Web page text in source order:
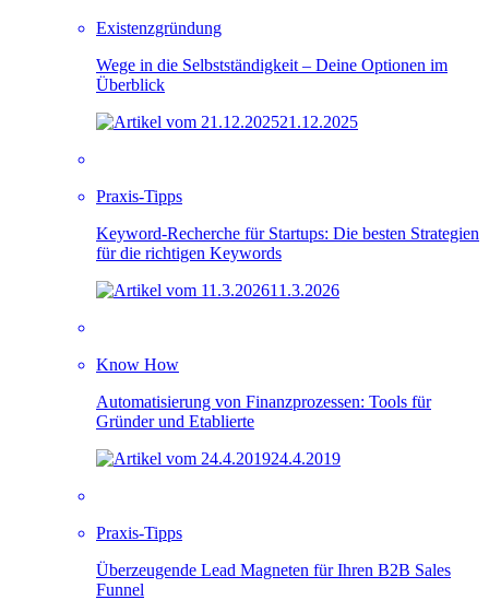
Existenzgründung
Wege in die Selbstständigkeit – Deine Optionen im
Überblick
21.12.2025
Praxis-Tipps
Keyword-Recherche für Startups: Die besten Strategien
für die richtigen Keywords
11.3.2026
Know How
Automatisierung von Finanzprozessen: Tools für
Gründer und Etablierte
24.4.2019
Praxis-Tipps
Überzeugende Lead Magneten für Ihren B2B Sales
Funnel